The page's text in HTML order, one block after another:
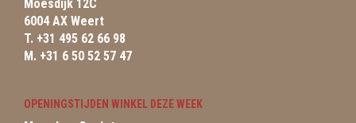
Moesdijk 12C
6004 AX Weert
T. +31 495 62 66 98
M. +31 6 50 52 57 47
OPENINGSTIJDEN WINKEL DEZE WEEK